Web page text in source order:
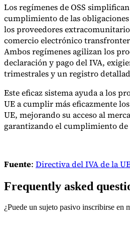
Los regímenes de OSS
cumplimiento de las
los proveedores
comercio electrónico
Ambos regímenes agilizan los
declaración y pago del IVA,
trimestrales y un registro
Este eficaz sistema ayuda a los
UE a cumplir más eficazmente
UE, mejorando su acceso al
garantizando el cumplimiento
Fuente: Directiva del IVA de la
Frequently asked
¿Puede un sujeto pasivo inscribirse en